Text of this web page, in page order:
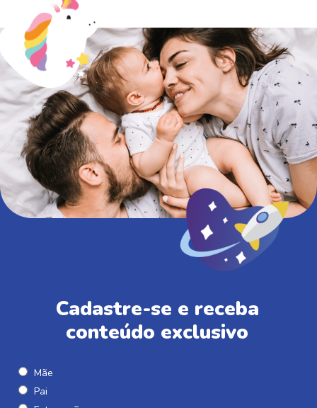
Cadastre-se e receba
conteúdo exclusivo
Mãe
Pai